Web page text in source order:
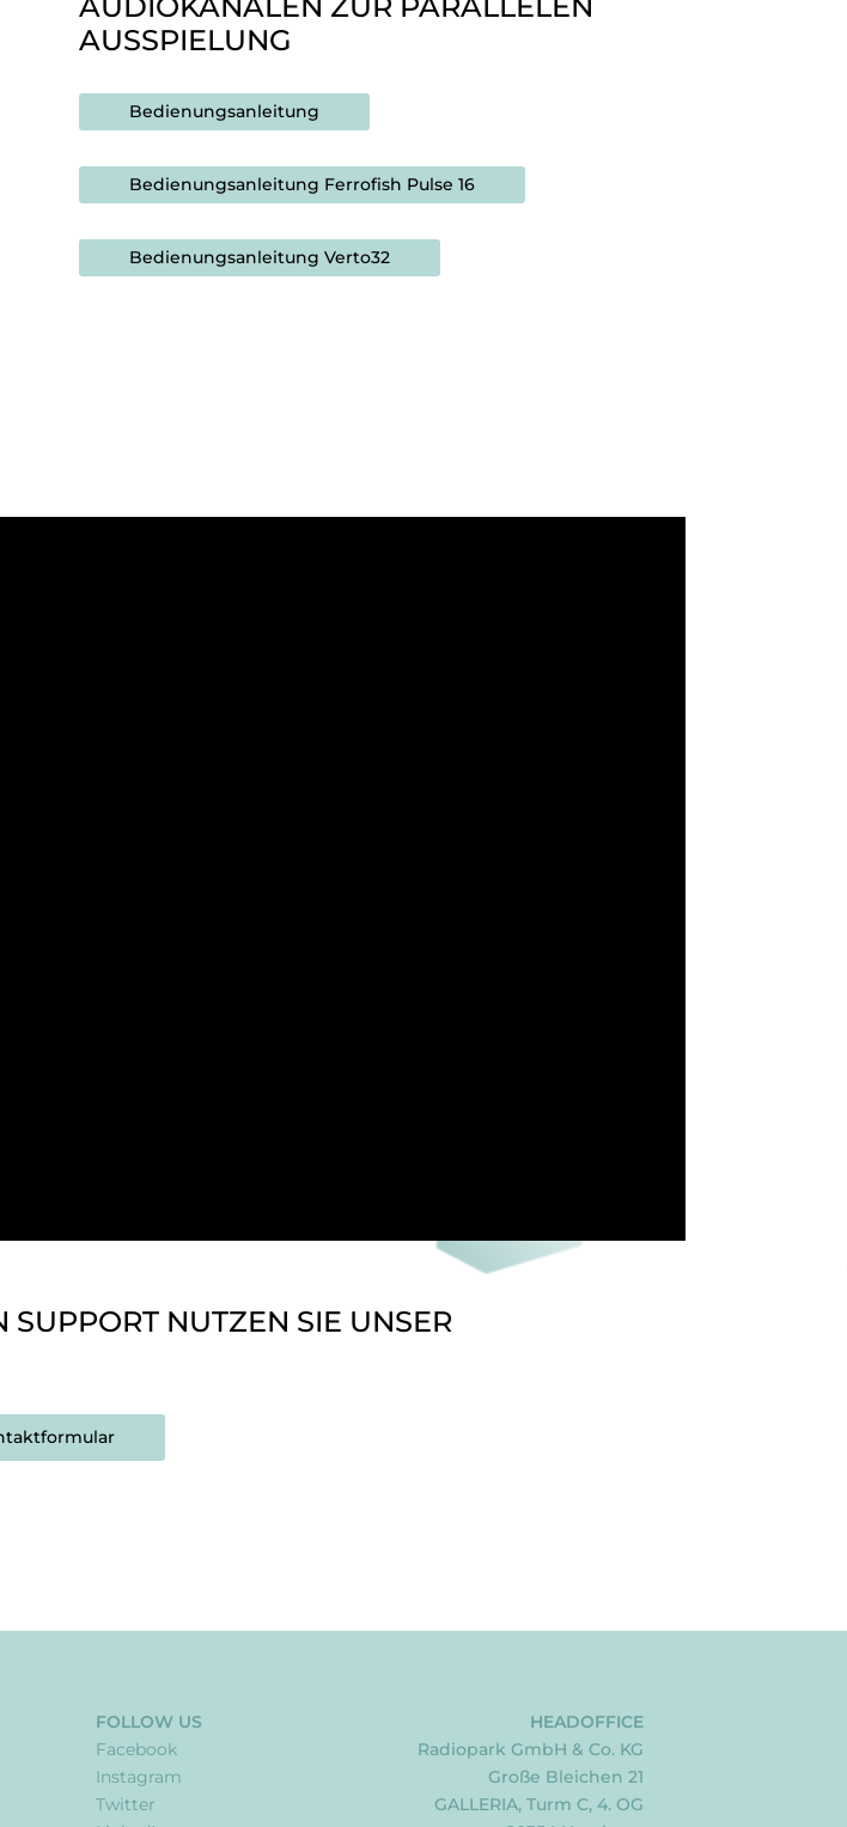
AUDIOKANÄLEN ZUR PARALLELEN
AUSSPIELUNG
Bedienungsanleitung
Bedienungsanleitung Ferrofish Pulse 16
Bedienungsanleitung Verto32
SUPPORT NUTZEN SIE UNSER
FOLLOW US
Facebook
Instagram
Twitter
HEADOFFICE
Radiopark GmbH & Co. KG
Große Bleichen 21
GALLERIA, Turm C, 4. OG